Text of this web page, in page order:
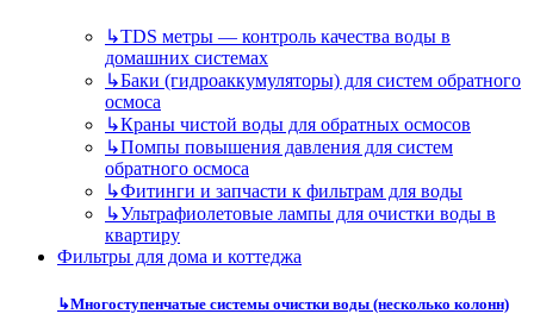
↳TDS метры — контроль качества воды в
домашних системах
↳Баки (гидроаккумуляторы) для систем обратного
осмоса
↳Краны чистой воды для обратных осмосов
↳Помпы повышения давления для систем
обратного осмоса
↳Фитинги и запчасти к фильтрам для воды
↳Ультрафиолетовые лампы для очистки воды в
квартиру
Фильтры для дома и коттеджа
↳Многоступенчатые системы очистки воды (несколько колонн)